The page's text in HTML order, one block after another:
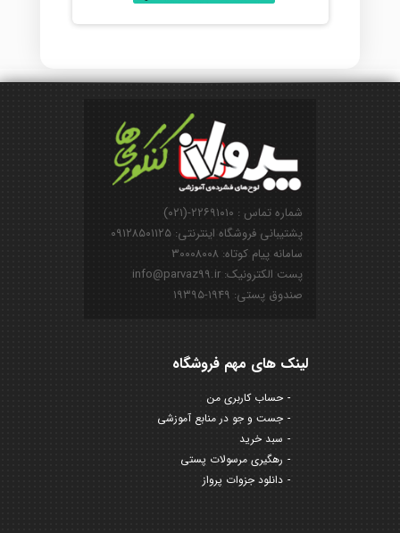
شماره تماس : ۲۲۶۹۱۰۱۰-(۰۲۱)
پشتیبانی فروشگاه اینترنتی: ۰۹۱۲۸۵۰۱۱۲۵
سامانه پیام کوتاه: ۳۰۰۰۸۰۰۸
پست الکترونیک: info@parvaz99.ir
صندوق پستی: ۱۹۴۹-۱۹۳۹۵
لینک های مهم فروشگاه
حساب کاربری من
جست و جو در منابع آموزشی
سبد خرید
رهگیری مرسولات پستی
دانلود جزوات پرواز